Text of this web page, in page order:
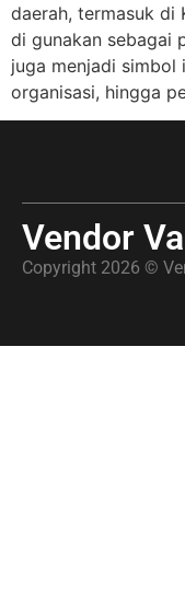
daerah, termasuk di
di gunakan sebagai
juga menjadi simbol
organisasi, hingga
Vendor
Copyright 2026 ©